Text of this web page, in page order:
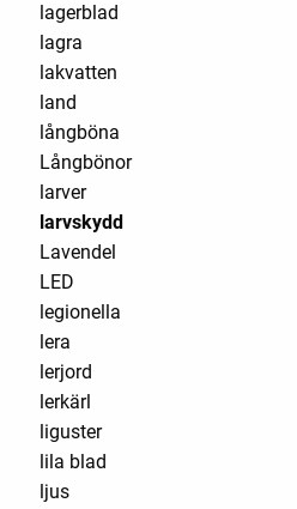
lagerblad
lagra
lakvatten
land
långböna
Långbönor
larver
larvskydd
Lavendel
LED
legionella
lera
lerjord
lerkärl
liguster
lila blad
ljus